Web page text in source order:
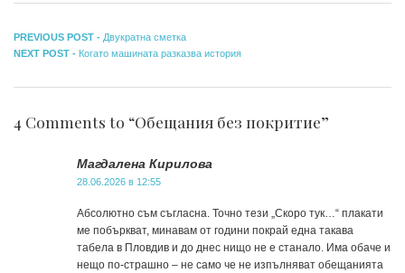
Навигация
PREVIOUS POST - Previous
post:
Двукратна сметка
NEXT POST - Next
Когато машината разказва история
4 Comments to “Обещания без покритие”
Магдалена Кирилова
28.06.2026 в 12:55
Абсолютно съм съгласна. Точно тези „Скоро тук…“ плакати
ме побъркват, минавам от години покрай една такава
табела в Пловдив и до днес нищо не е станало. Има обаче и
нещо по-страшно – не само че не изпълняват обещанията